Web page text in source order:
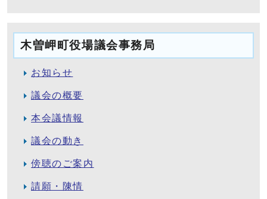
木曽岬町役場議会事務局
お知らせ
議会の概要
本会議情報
議会の動き
傍聴のご案内
請願・陳情